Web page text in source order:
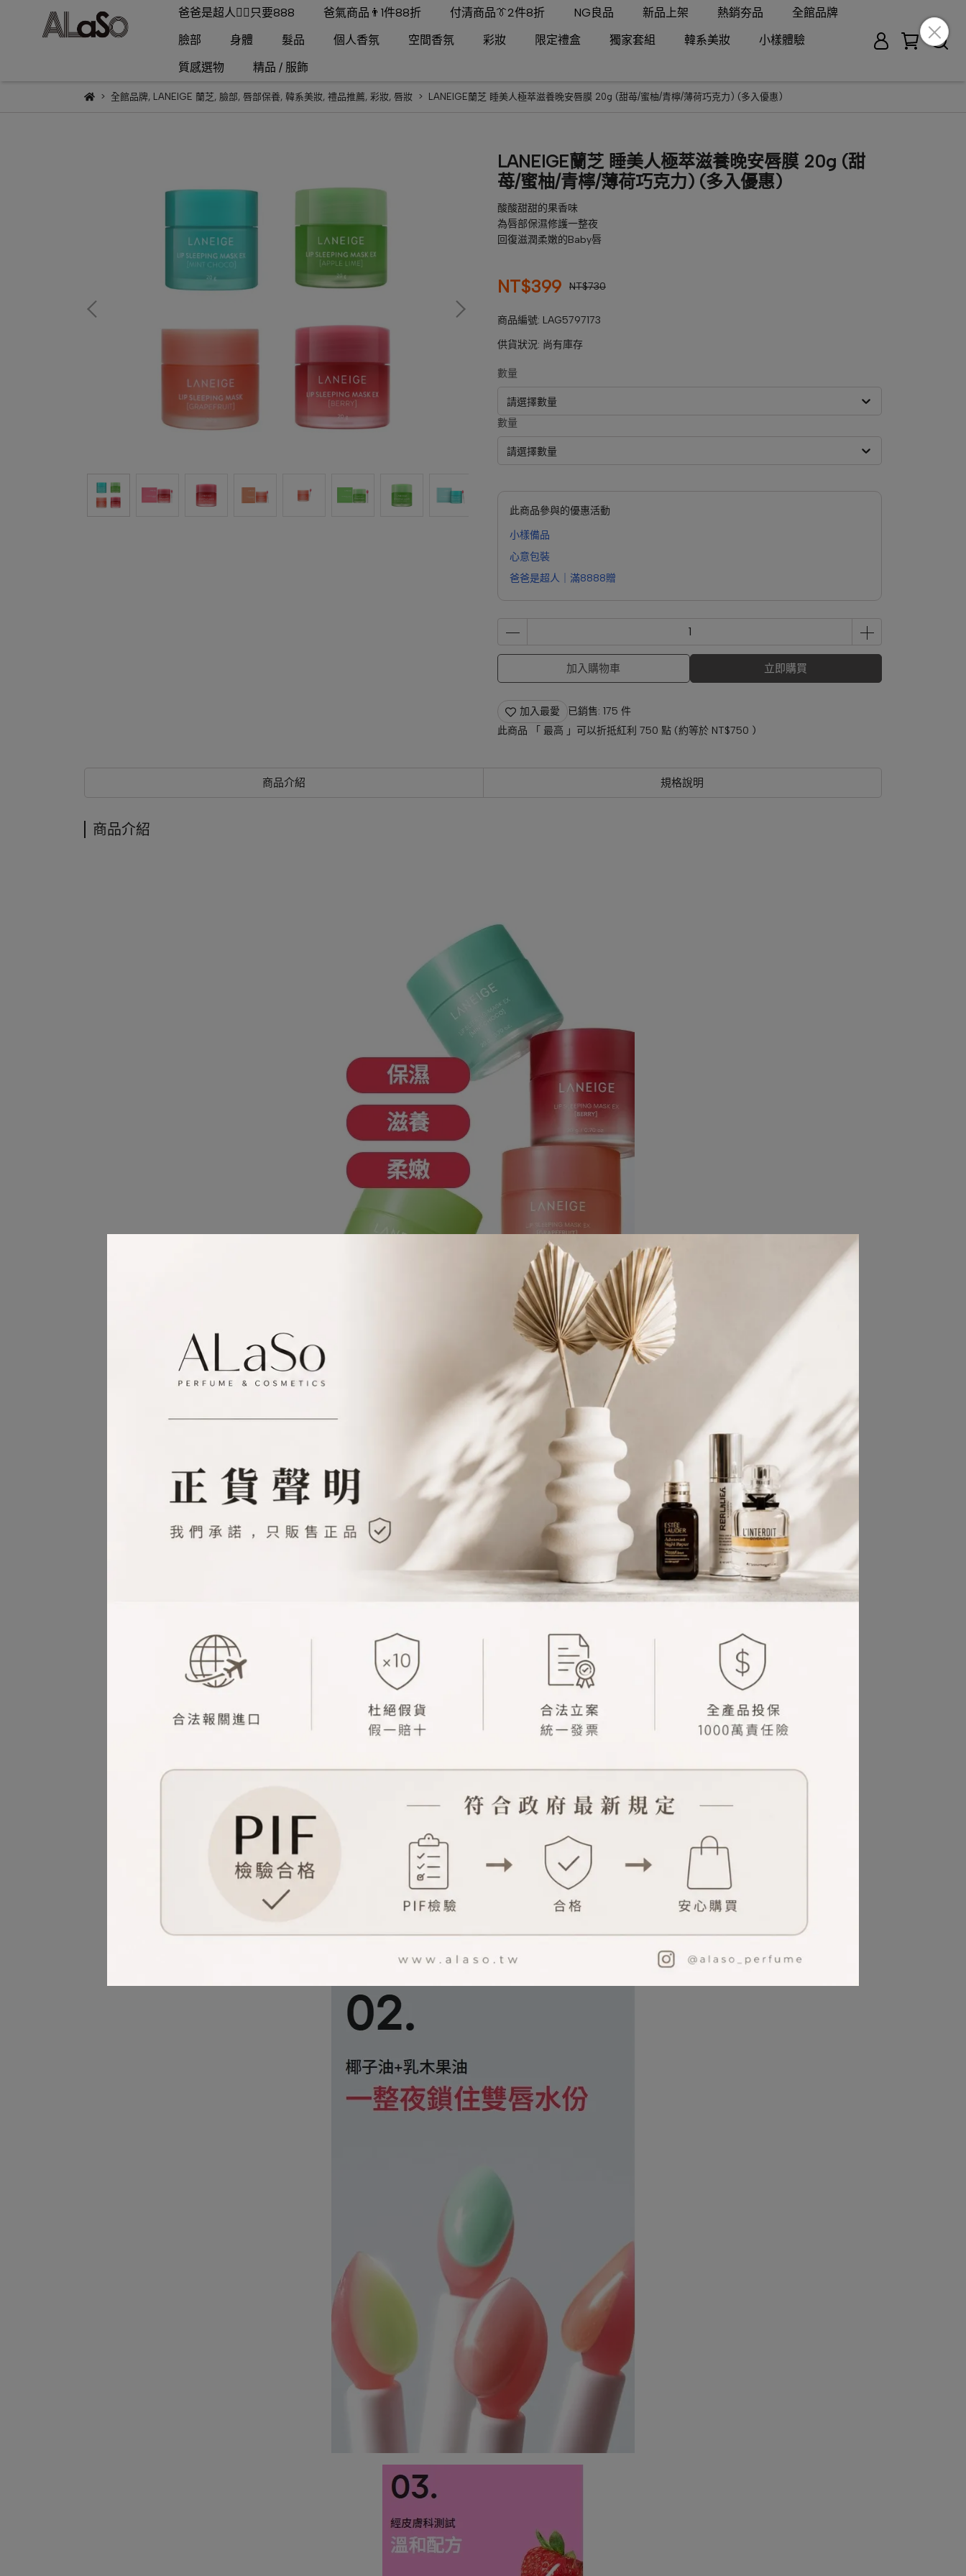
爸爸是超人🦸‍♂️只要888 爸氣商品👨1件88折 付清商品👔2件8折 NG良品 新品上架 熱銷夯品
全館品牌
臉部
身體 髮品 個人香氛 空間香氛 彩妝 限定禮盒 獨家套組 韓系美妝
小樣體驗
質感選物
精品 / 服飾
全館品牌, LANEIGE 蘭芝, 臉部, 唇部保養, 韓系美妝, 禮品推薦, 彩妝, 唇妝 LANEIGE蘭芝 睡美人極萃滋養晚安唇膜 20g (甜苺/蜜柚/青檸/薄荷巧克力) (多入優惠)
LANEIGE蘭芝 睡美人極萃滋養晚安唇膜 20g (甜
苺/蜜柚/青檸/薄荷巧克力) (多入優惠)
酸酸甜甜的果香味
為唇部保濕修護一整夜
回復滋潤柔嫩的Baby唇
NT$399 NT$730
商品編號: LAG5797173
供貨狀況: 尚有庫存
數量
數量
此商品參與的優惠活動
小樣備品
心意包裝
爸爸是超人｜滿8888贈
加入購物車 立即購買
加入最愛
已銷售: 175 件
此商品 「 最高 」可以折抵紅利 750 點 (約等於 NT$750 )
商品介紹 規格說明
商品介紹